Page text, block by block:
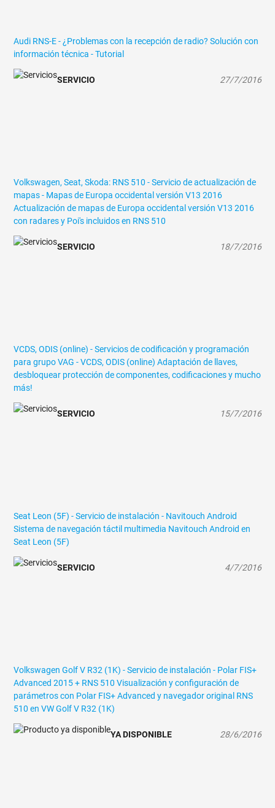
Audi RNS-E - ¿Problemas con la recepción de radio? Solución con
información técnica - Tutorial
SERVICIO 27/7/2016
Volkswagen, Seat, Skoda: RNS 510 - Servicio de actualización de
mapas - Mapas de Europa occidental versión V13 2016
Actualización de mapas de Europa occidental versión V13 2016
con radares y Poi's incluidos en RNS 510
SERVICIO 18/7/2016
VCDS, ODIS (online) - Servicios de codificación y programación
para grupo VAG - VCDS, ODIS (online) Adaptación de llaves,
desbloquear protección de componentes, codificaciones y mucho
más!
SERVICIO 15/7/2016
Seat Leon (5F) - Servicio de instalación - Navitouch Android
Sistema de navegación táctil multimedia Navitouch Android en
Seat Leon (5F)
SERVICIO 4/7/2016
Volkswagen Golf V R32 (1K) - Servicio de instalación - Polar FIS+
Advanced 2015 + RNS 510 Visualización y configuración de
parámetros con Polar FIS+ Advanced y navegador original RNS
510 en VW Golf V R32 (1K)
YA DISPONIBLE 28/6/2016